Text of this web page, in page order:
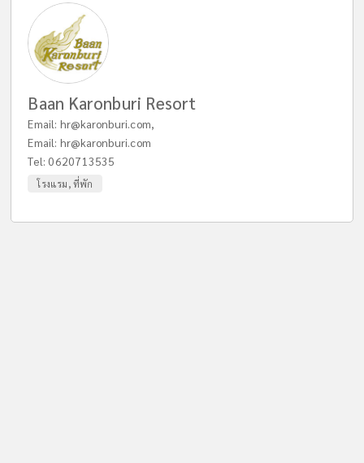
Baan Karonburi Resort
Email: hr@karonburi.com,
Email: hr@karonburi.com
Tel:0620713535
โรงแรม, ที่พัก